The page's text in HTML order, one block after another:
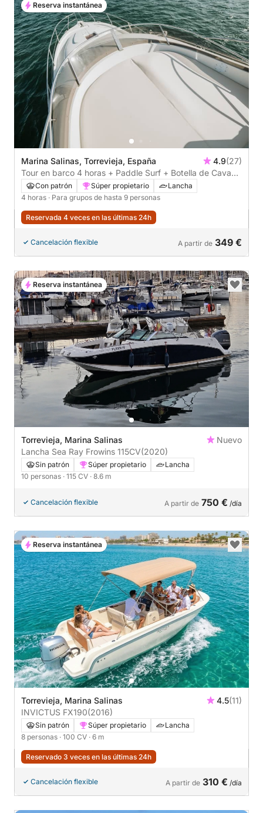
Marina Salinas, Torrevieja, España 4.9(27)
Tour en barco 4 horas + Paddle Surf + Botella de Cava
Premium - TODO INCLUIDO
Con patrón Súper propietario
Lancha
4 horas · Para grupos de hasta 9 personas
Reservada 4 veces en las últimas 24h
Cancelación flexible A partir de 349 €
Reserva instantánea
Torrevieja, Marina Salinas
Nuevo
Lancha Sea Ray Frowins 115CV(2020)
Sin patrón Súper propietario
Lancha
10 personas · 115 CV · 8.6 m
Cancelación flexible A partir de 750 € /día
Reserva instantánea
Torrevieja, Marina Salinas 4.5(11)
INVICTUS FX190(2016)
Sin patrón Súper propietario
Lancha
8 personas · 100 CV · 6 m
Reservado 3 veces en las últimas 24h
Cancelación flexible A partir de 310 € /día
Reserva instantánea